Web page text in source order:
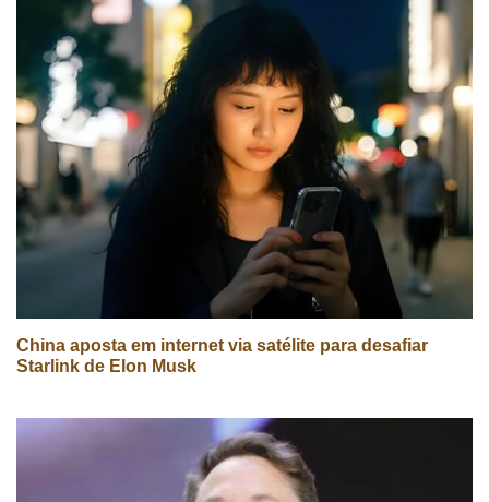
China aposta em internet via satélite para desafiar
Starlink de Elon Musk